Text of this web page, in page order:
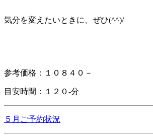
気分を変えたいときに、ぜひ(^^)/
参考価格：１０８４０－
目安時間：１２０-分
５月ご予約状況